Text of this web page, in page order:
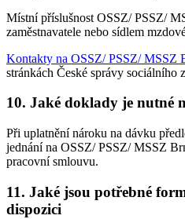
Místní příslušnost OSSZ/ PSSZ/
zaměstnavatele nebo sídlem
Kontakty na OSSZ/ PSSZ/ MSSZ
stránkách České správy sociálního
10. Jaké doklady je nutné
Při uplatnění nároku na dávku
jednání na OSSZ/ PSSZ/ MSSZ
pracovní smlouvu.
11. Jaké jsou potřebné
dispozici